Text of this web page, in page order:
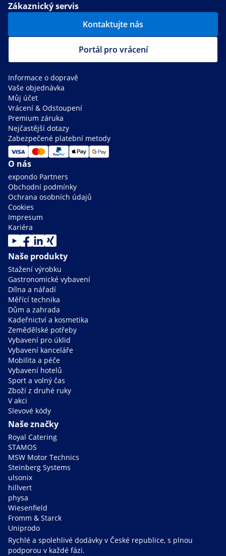
Zákaznický servis
Kontaktujte nás
Portál pro vrácení
Informace o dopravě
Vaše objednávka
Můj účet
Vrácení & Odstoupení
Premium záruka
Nejčastější dotazy
Zabezpečené platební metody
O nás
expondo Partners
Obchodní podmínky
Ochrana osobních údajů
Cookies
Impresum
Kariéra
Naše produkty
Stažení výrobku
Gastronomické vybavení
Dílna a nářadí
Měřící technika
Dům a zahrada
Kadeřnictví a kosmetika
Zemědělské potřeby
Vybavení pro úklid
Vybavení kanceláře
Mobilita a péče
Vybavení hotelů
Sport a volný čas
Zboží z druhé ruky
V akci
Slevové kódy
Naše značky
Royal Catering
STAMOS
MSW Motor Technics
Steinberg Systems
ulsonix
hillvert
physa
Wiesenfield
Fromm & Starck
Uniprodo
Rychlé a spolehlivé dodávky v České republice, s plnou
podporou v každé fázi.